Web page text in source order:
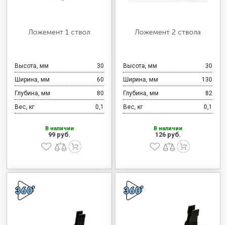
МЕДИЦИНСКАЯ МЕБЕЛЬ
СИСТЕМЫ ХРАНЕНИЯ
ОФИСНАЯ МЕБЕЛЬ
МЕБЕЛЬ ДЛЯ ДОМА
МЕБЕЛЬ ДЛЯ СТОЛОВЫХ
Ложемент 1 ствол
Высота, мм
30
Ширина, мм
60
Глубина, мм
80
Вес, кг
0,1
В наличии
99 руб.
Ложемент 2 ствола
Высота, мм
30
Ширина, мм
130
Глубина, мм
82
Вес, кг
0,1
В наличии
126 руб.